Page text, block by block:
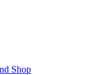
Shop